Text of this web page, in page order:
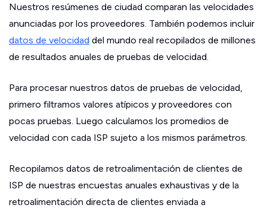
Nuestros resúmenes de ciudad comparan las velocidades
anunciadas por los proveedores. También podemos incluir
datos de velocidad del mundo real recopilados de millones
de resultados anuales de pruebas de velocidad.
Para procesar nuestros datos de pruebas de velocidad,
primero filtramos valores atípicos y proveedores con
pocas pruebas. Luego calculamos los promedios de
velocidad con cada ISP sujeto a los mismos parámetros.
Recopilamos datos de retroalimentación de clientes de
ISP de nuestras encuestas anuales exhaustivas y de la
retroalimentación directa de clientes enviada a